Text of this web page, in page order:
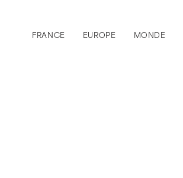
FRANCE EUROPE MONDE